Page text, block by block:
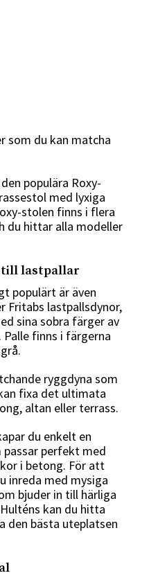
som du kan matcha
populära Roxy-
med lyxiga
stolen finns i flera
du hittar alla modeller
till lastpallar
populärt är även
Fritabs lastpallsdynor,
sina sobra färger av
finns i färgerna
ryggdyna som
fixa det ultimata
altan eller terrass.
du enkelt en
perfekt med
i betong. För att
inreda med mysiga
bjuder in till härliga
kan du hitta
den bästa uteplatsen